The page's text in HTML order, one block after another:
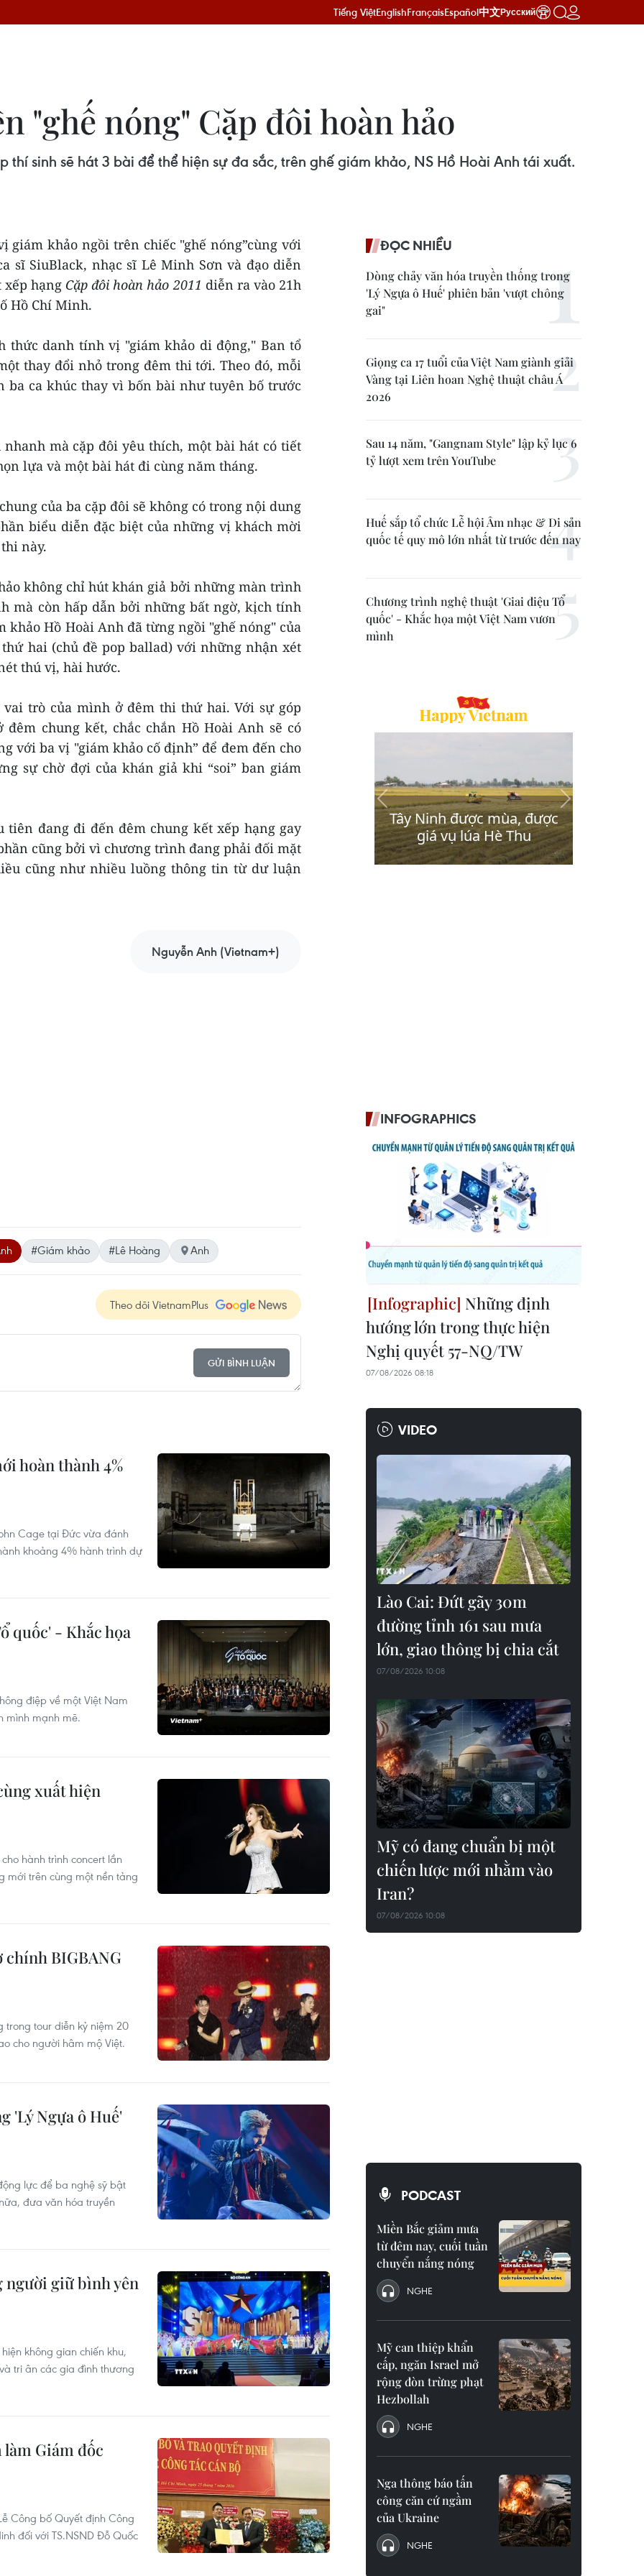
Tiếng ViệtEnglishFrançaisEspañol中文Русский
"ghế nóng" Cặp đôi hoàn hảo
thí sinh sẽ hát 3 bài để thể hiện sự đa sắc, trên ghế giám khảo, NS Hồ Hoài Anh tái xuất.
giám khảo ngồi trên chiếc "ghế nóng”cùng với
sĩ SiuBlack, nhạc sĩ Lê Minh Sơn và đạo diễn
xếp hạng Cặp đôi hoàn hảo 2011 diễn ra vào 21h
Hồ Chí Minh.
thức danh tính vị "giám khảo di động," Ban tổ
thay đổi nhỏ trong đêm thi tới. Theo đó, mỗi
ba ca khúc thay vì bốn bài như tuyên bố trước
mà cặp đôi yêu thích, một bài hát có tiết
lựa và một bài hát đi cùng năm tháng.
của ba cặp đôi sẽ không có trong nội dung
biểu diễn đặc biệt của những vị khách mời
này.
không chỉ hút khán giả bởi những màn trình
mà còn hấp dẫn bởi những bất ngờ, kịch tính
khảo Hồ Hoài Anh đã từng ngồi "ghế nóng" của
hai (chủ đề pop ballad) với những nhận xét
thú vị, hài hước.
trò của mình ở đêm thi thứ hai. Với sự góp
chung kết, chắc chắn Hồ Hoài Anh sẽ có
với ba vị "giám khảo cố định” để đem đến cho
sự chờ đợi của khán giả khi “soi” ban giám
tiên đang đi đến đêm chung kết xếp hạng gay
cũng bởi vì chương trình đang phải đối mặt
cũng như nhiều luồng thông tin từ dư luận
Nguyễn Anh (Vietnam+)
#Giám khảo #Lê Hoàng Anh
Theo dõi VietnamPlus
GỬI BÌNH LUẬN
hoàn thành 4%
Cage tại Đức vừa đánh
khoảng 4% hành trình dự
quốc' - Khắc họa
điệp về một Việt Nam
mình mạnh mẽ.
xuất hiện
hành trình concert lần
mới trên cùng một nền tảng
chính BIGBANG
trong tour diễn kỷ niệm 20
cho người hâm mộ Việt.
'Lý Ngựa ô Huế'
lực để ba nghệ sỹ bật
đưa văn hóa truyền
giữ bình yên
không gian chiến khu,
tri ân các gia đình thương
Giám đốc
Công bố Quyết định Công
đối với TS.NSND Đỗ Quốc
ĐỌC NHIỀU
Dòng chảy văn hóa truyền thống trong
'Lý Ngựa ô Huế' phiên bản 'vượt chông
gai"
Giọng ca 17 tuổi của Việt Nam giành giải
Vàng tại Liên hoan Nghệ thuật châu Á
2026
Sau 14 năm, "Gangnam Style" lập kỷ lục 6
tỷ lượt xem trên YouTube
Huế sắp tổ chức Lễ hội Âm nhạc & Di sản
quốc tế quy mô lớn nhất từ trước đến nay
Chương trình nghệ thuật 'Giai điệu Tổ
quốc' - Khắc họa một Việt Nam vươn
mình
INFOGRAPHICS
Những định
hướng lớn trong thực hiện
Nghị quyết 57-NQ/TW
07/08/2026 08:18
VIDEO
Lào Cai: Đứt gãy 30m
đường tỉnh 161 sau mưa
lớn, giao thông bị chia cắt
07/08/2026 10:08
Mỹ có đang chuẩn bị một
chiến lược mới nhằm vào
Iran?
07/08/2026 10:08
PODCAST
Miền Bắc giảm mưa
từ đêm nay, cuối tuần
chuyển nắng nóng
NGHE
Mỹ can thiệp khẩn
cấp, ngăn Israel mở
rộng đòn trừng phạt
Hezbollah
NGHE
Nga thông báo tấn
công căn cứ ngầm
của Ukraine
NGHE